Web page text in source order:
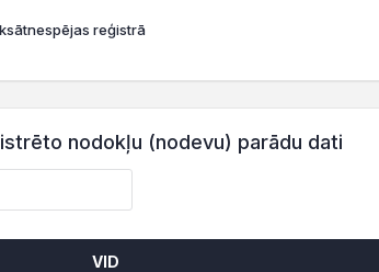
reģistrā
nodokļu (nodevu) parādu dati
VID